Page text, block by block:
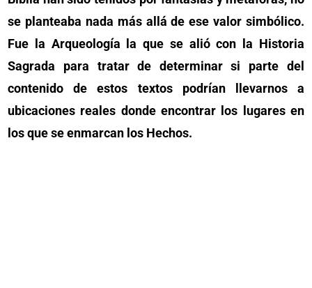
se planteaba nada más allá de ese valor simbólico.
Fue la Arqueología la que se alió con la Historia
Sagrada para tratar de determinar si parte del
contenido de estos textos podrían llevarnos a
ubicaciones reales donde encontrar los lugares en
los que se enmarcan los Hechos.